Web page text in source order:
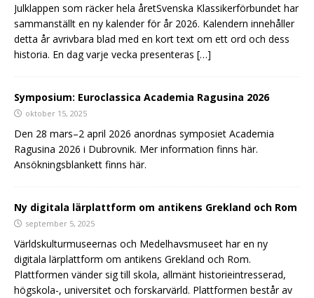
Julklappen som räcker hela åretSvenska Klassikerförbundet har
sammanställt en ny kalender för år 2026. Kalendern innehåller
detta år avrivbara blad med en kort text om ett ord och dess
historia. En dag varje vecka presenteras […]
Symposium: Euroclassica Academia Ragusina 2026
oktober 15, 2025
Den 28 mars–2 april 2026 anordnas symposiet Academia
Ragusina 2026 i Dubrovnik. Mer information finns här.
Ansökningsblankett finns här.
Ny digitala lärplattform om antikens Grekland och Rom
september 5, 2025
Världskulturmuseernas och Medelhavsmuseet har en ny
digitala lärplattform om antikens Grekland och Rom.
Plattformen vänder sig till skola, allmänt historieintresserad,
högskola-, universitet och forskarvärld. Plattformen består av